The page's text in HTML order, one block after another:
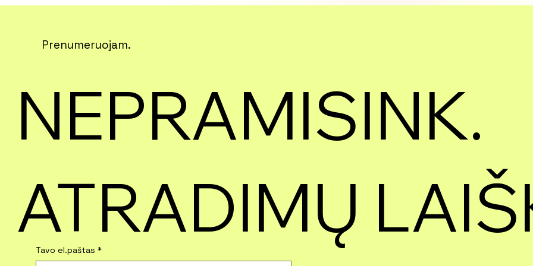
Prenumeruojam.
NEPRAMISINK.
ATRADIMŲ
Tavo el.paštas *